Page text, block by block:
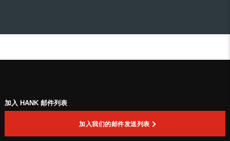
加入 HANK 邮件列表
加入我们的邮件发送列表